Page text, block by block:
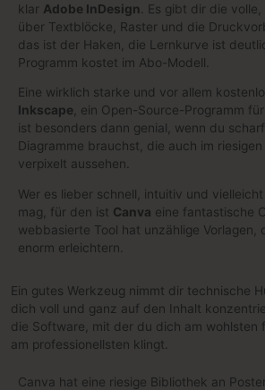
klar Adobe InDesign . Es gibt dir die
über Textblöcke, Raster und die
das ist der Haken, die Lernkurve ist
Programm kostet im Abo-Modell.
Eine wirklich starke und vor allem
Inkscape , ein Open-Source-Programm
ist besonders dann genial, wenn du
Diagramme brauchst, die auch im
verpixelt aussehen.
Wer es lieber schnell, intuitiv und
mag, für den ist Canva eine fantastische
webbasierte Tool hat unzählige Vorlagen,
enorm erleichtern.
Ein gutes Werkzeug nimmt dir technische
dich voll und ganz auf den Inhalt
die Software, mit der du dich am wohlsten
am professionellsten klingt.
Canva hat eine riesige Bibliothek an